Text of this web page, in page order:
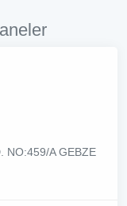
NO:459/A GEBZE